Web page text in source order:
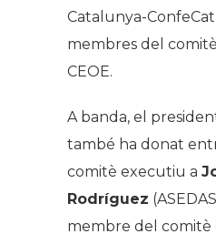
Catalunya-
membres del
CEOE.
A banda, el
també ha donat
comitè executiu a
Rodríguez
membre del